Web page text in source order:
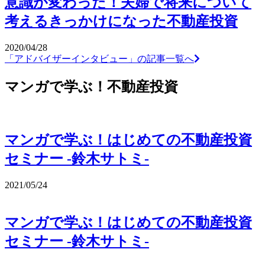
考えるきっかけになった不動産投資
2020/04/28
「アドバイザーインタビュー」の記事一覧へ
マンガで学ぶ！不動産投資
マンガで学ぶ！はじめての不動産投資
セミナー -鈴木サトミ-
2021/05/24
マンガで学ぶ！はじめての不動産投資
セミナー -鈴木サトミ-